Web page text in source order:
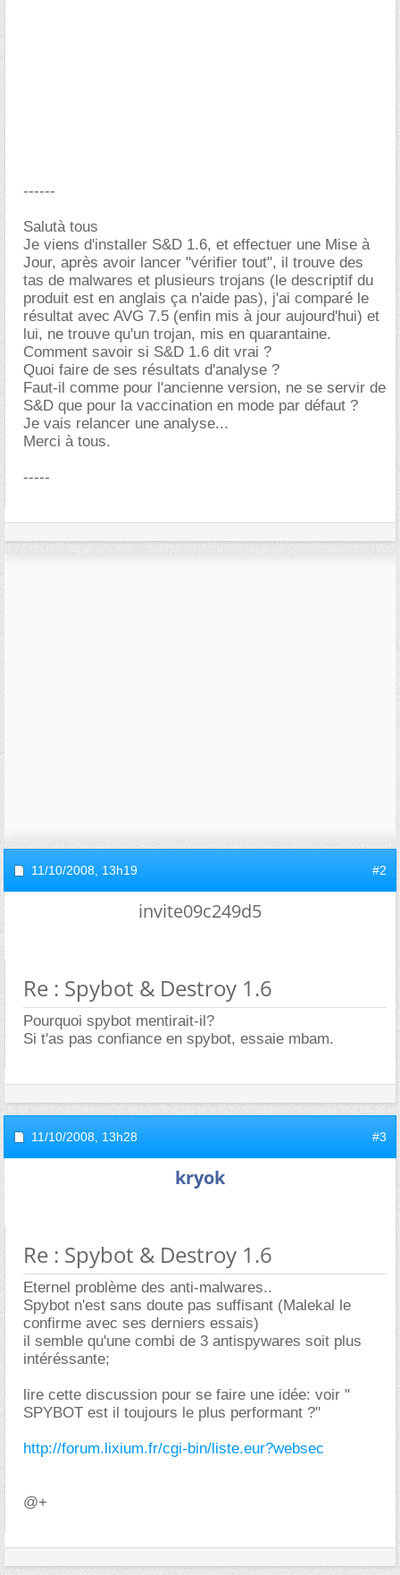
------
Salutà tous
Je viens d'installer S&D 1.6, et effectuer une Mise à
Jour, après avoir lancer "vérifier tout", il trouve des
tas de malwares et plusieurs trojans (le descriptif du
produit est en anglais ça n'aide pas), j'ai comparé le
résultat avec AVG 7.5 (enfin mis à jour aujourd'hui) et
lui, ne trouve qu'un trojan, mis en quarantaine.
Comment savoir si S&D 1.6 dit vrai ?
Quoi faire de ses résultats d'analyse ?
Faut-il comme pour l'ancienne version, ne se servir de
S&D que pour la vaccination en mode par défaut ?
Je vais relancer une analyse...
Merci à tous.
-----
11/10/2008, 13h19 #2
invite09c249d5
Re : Spybot & Destroy 1.6
Pourquoi spybot mentirait-il?
Si t'as pas confiance en spybot, essaie mbam.
11/10/2008, 13h28 #3
kryok
Re : Spybot & Destroy 1.6
Eternel problème des anti-malwares..
Spybot n'est sans doute pas suffisant (Malekal le
confirme avec ses derniers essais)
il semble qu'une combi de 3 antispywares soit plus
intéréssante;
lire cette discussion pour se faire une idée: voir "
SPYBOT est il toujours le plus performant ?"
http://forum.lixium.fr/cgi-bin/liste.eur?websec
@+